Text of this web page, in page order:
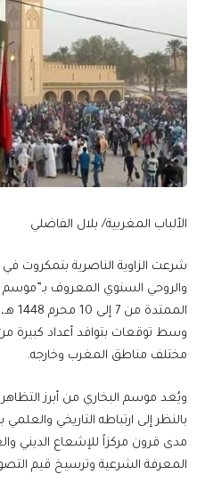
الألباب المغربية/ بلال الفاضلي
شرعت الزاوية الناصرية بتمكروت
والروحي السنوي المعروف بـ”موسم
وسط توقعات بتوافد أعداد كبيرة من
مختلف مناطق المغرب وخارجه.
ويُعد موسم البخاري من أبرز
بالنظر إلى ارتباطه التاريخي
مدى قرون مركزاً للإشعاع الديني
المعرفة الشرعية وترسيخ قيم